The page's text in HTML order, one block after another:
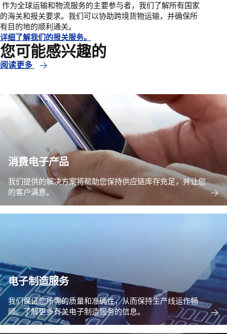
作为全球运输和物流服务的主要参与者，我们了解所有国家
的海关和报关要求。我们可以协助跨境货物运输，并确保所
有目的地的顺利通关。
详细了解我们的报关服务。
您可能感兴趣的
阅读更多
消费电子产品
我们提供的解决方案将帮助您保持供应链库存充足，并让您
的客户满意。
电子制造服务
我们保证您所需的质量和准确性，从而保持生产线运作畅
顺。了解更多有关电子制造服务的信息。